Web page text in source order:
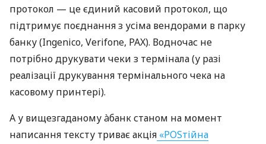
протокол — це єдиний касовий протокол, що
підтримує поєднання з усіма вендорами в парку
банку (Ingenico, Verifone, PAX). Водночас не
потрібно друкувати чеки з термінала (у разі
реалізації друкування термінального чека на
касовому принтері).
А у вищезгаданому àбанк станом на момент
написання тексту триває акція «POSтійна